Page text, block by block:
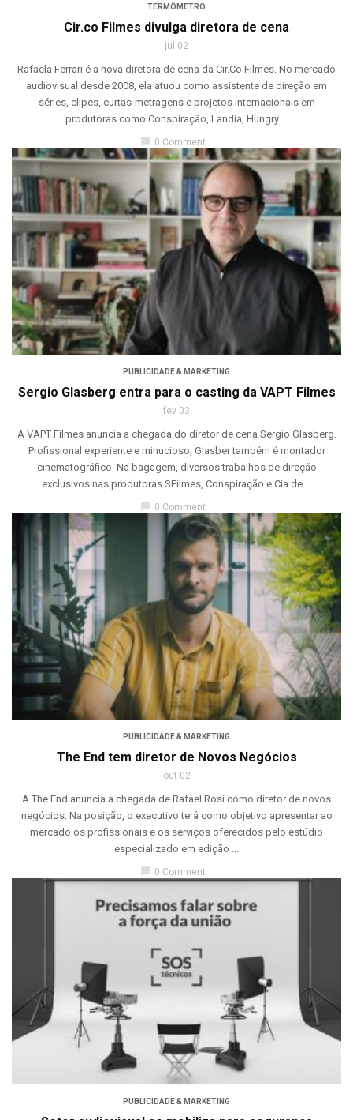
TERMÔMETRO
Cir.co Filmes divulga diretora de cena
jul 02
Rafaela Ferrari é a nova diretora de cena da Cir.Co Filmes. No mercado
audiovisual desde 2008, ela atuou como assistente de direção em
séries, clipes, curtas-metragens e projetos internacionais em
produtoras como Conspiração, Landia, Hungry ...
0 Comment
PUBLICIDADE & MARKETING
Sergio Glasberg entra para o casting da VAPT Filmes
fev 03
A VAPT Filmes anuncia a chegada do diretor de cena Sergio Glasberg.
Profissional experiente e minucioso, Glasber também é montador
cinematográfico. Na bagagem, diversos trabalhos de direção
exclusivos nas produtoras SFilmes, Conspiração e Cia de ...
0 Comment
PUBLICIDADE & MARKETING
The End tem diretor de Novos Negócios
out 02
A The End anuncia a chegada de Rafael Rosi como diretor de novos
negócios. Na posição, o executivo terá como objetivo apresentar ao
mercado os profissionais e os serviços oferecidos pelo estúdio
especializado em edição ...
chat_bubble 0 Comment
PUBLICIDADE & MARKETING